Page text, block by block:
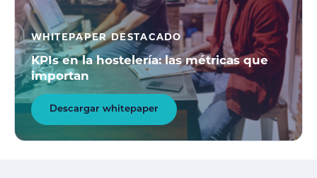
WHITEPAPER DESTACADO
KPIs en la hostelería: las métricas que
importan
Descargar whitepaper